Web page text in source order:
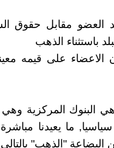
العضو مقابل حقوق
باستثناء الذهب
الاعضاء على قيمه
البنوك المركزية وهي
ما يعيدنا
البضاعة "الذهب"